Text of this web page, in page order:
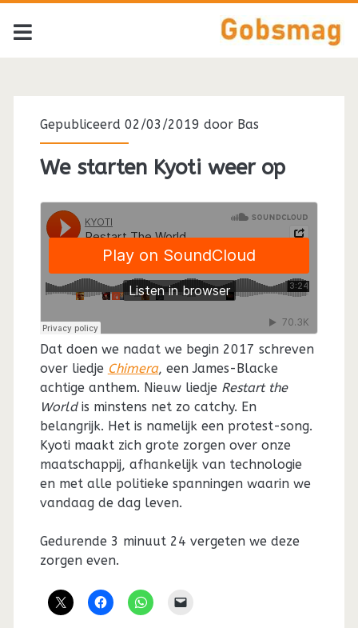
Gepubliceerd 02/03/2019 door Bas
We starten Kyoti weer op
Dat doen we nadat we begin 2017 schreven
over liedje Chimera, een James-Blacke
achtige anthem. Nieuw liedje Restart the
Worldis minstens net zo catchy. En
belangrijk. Het is namelijk een protest-song.
Kyoti maakt zich grote zorgen over onze
maatschappij, afhankelijk van technologie
en met alle politieke spanningen waarin we
vandaag de dag leven.
Gedurende 3 minuut 24 vergeten we deze
zorgen even.